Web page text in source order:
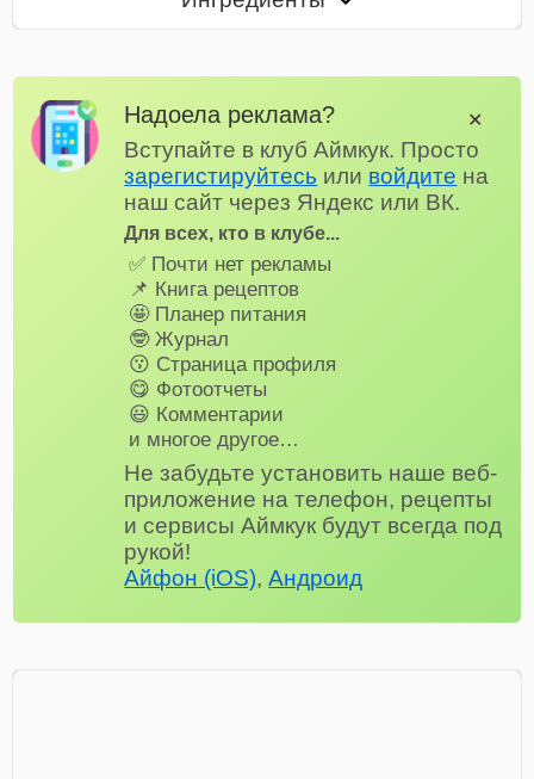
Надоела реклама?
Вступайте в клуб Аймкук. Просто
зарегистируйтесь или войдите на
наш сайт через Яндекс или ВК.
Для всех, кто в клубе...
✅ Почти нет рекламы
📌 Книга рецептов
🤩 Планер питания
🤓 Журнал
😗 Страница профиля
😋 Фотоотчеты
😃 Комментарии
и многое другое…
Не забудьте установить наше веб-
приложение на телефон, рецепты
и сервисы Аймкук будут всегда под
рукой!
Айфон (iOS),Андроид
✕